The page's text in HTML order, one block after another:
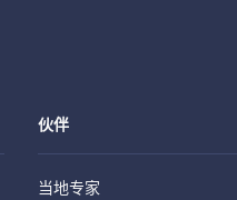
伙伴
当地专家